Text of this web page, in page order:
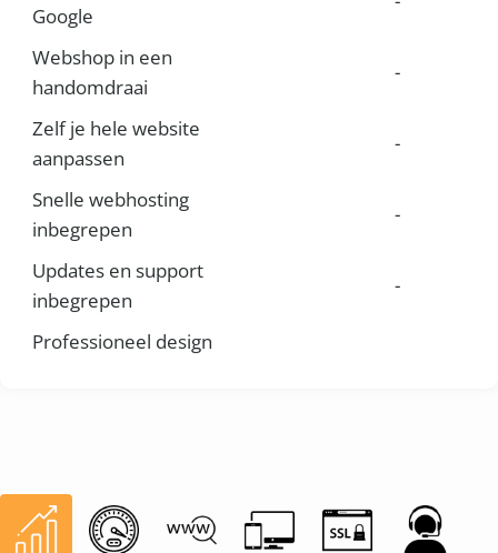
Google
Webshop in een
handomdraai
-
Zelf je hele website
aanpassen
-
Snelle webhosting
inbegrepen
-
Updates en support
inbegrepen
-
Professioneel design